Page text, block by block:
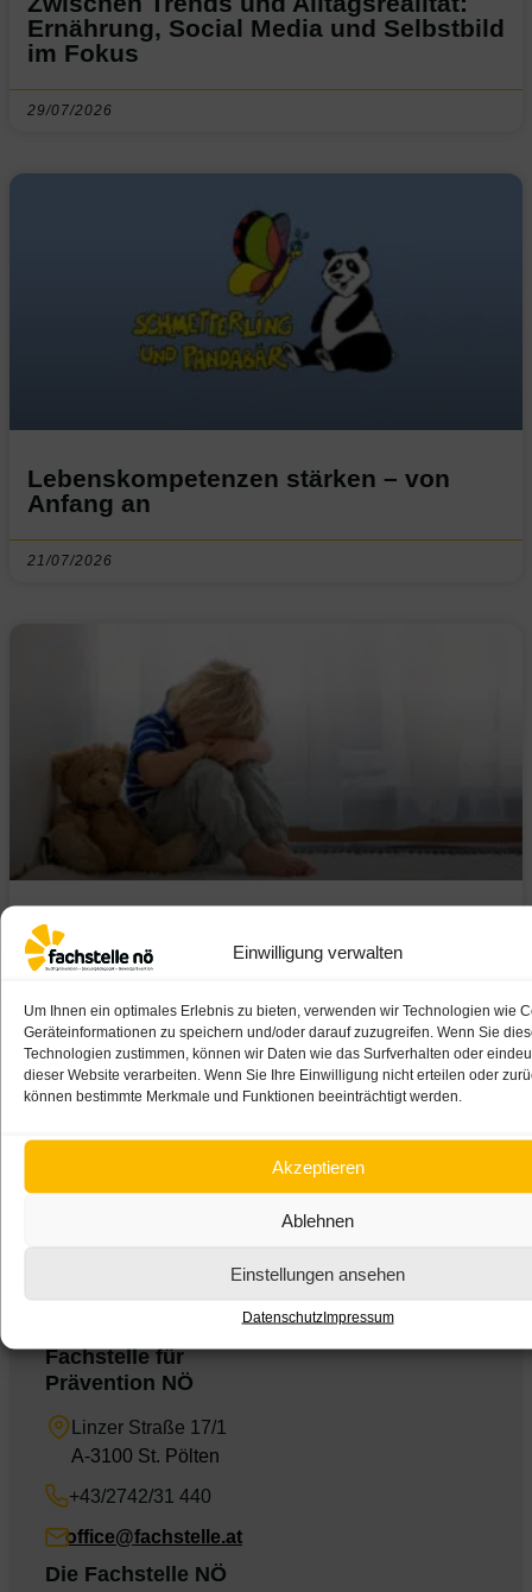
Einwilligung verwalten
Um Ihnen ein optimales Erlebnis zu bieten, verwenden wir Technologien wie
Geräteinformationen zu speichern und/oder darauf zuzugreifen. Wenn Sie
Technologien zustimmen, können wir Daten wie das Surfverhalten oder
dieser Website verarbeiten. Wenn Sie Ihre Einwilligung nicht erteilen oder
können bestimmte Merkmale und Funktionen beeinträchtigt werden.
Akzeptieren
Ablehnen
Einstellungen ansehen
DatenschutzImpressum
Ernährung, Social Media und Selbstbild
im Fokus
29/07/2026
Lebenskompetenzen stärken – von
Anfang an
21/07/2026
Gewaltprävention im Kleinkindalter
Fachstelle für
Prävention NÖ
Linzer Straße 17/1
A-3100 St. Pölten
+43/2742/31 440
office@fachstelle.at
Die Fachstelle NÖ